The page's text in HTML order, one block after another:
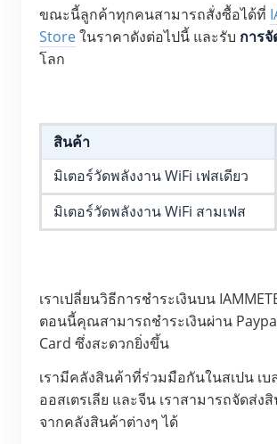
ตัวควบคุมกำลัง WiFi
โปรแกรมจำลอง IAMMETER
มิเตอร์เสมือน
ตัวตรวจสอบพลังงานระบบโซลาร์
ตัวตรวจสอบการใช้ไฟฟ้า
ระบบควบคุมฮีตเตอร์ PV
ระบบอัตโนมัติภายในบ้าน
ร้านค้า
แหล่งข้อมูล
คู่มือเริ่มต้นใช้งานผลิตภัณฑ์
เอกสาร
ชุมชน
โปรแกรมผู้ร่วมพัฒนา
โซลูชัน
ขณะนี้ลูกค้าทุกคนสามารถสั่งซื้อได้ที่
Store ในราคาดังต่อไปนี้ และรับ การ
โลก
สินค้า
มิเตอร์วัดพลังงาน WiFi เฟสเดียว
มิเตอร์วัดพลังงาน WiFi สามเฟส
เราเปลี่ยนวิธีการชำระเงินบน
ตอนนี้คุณสามารถชำระเงินผ่าน
Card ซึ่งสะดวกยิ่งขึ้น
เรามีคลังสินค้าที่ร่วมมือกันในสเปน เบ
ออสเตรเลีย และจีน เราสามารถจัดส่
จากคลังสินค้าต่างๆ ได้